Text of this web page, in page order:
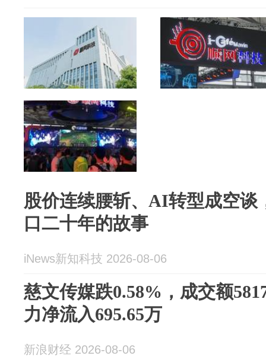
股价连续腰斩、AI转型成空谈
口二十年的故事
iNews新知科技 2026-08-06
慈文传媒跌0.58%，成交额
力净流入695.65万
新浪财经 2026-08-06